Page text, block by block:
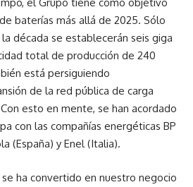
baterías más allá de 2025. Sólo
década se establecerán seis giga
total de producción de 240
está persiguiendo
de la red pública de carga
esto en mente, se han acordado
con las compañías energéticas BP
(España) y Enel (Italia).
ha convertido en nuestro negocio